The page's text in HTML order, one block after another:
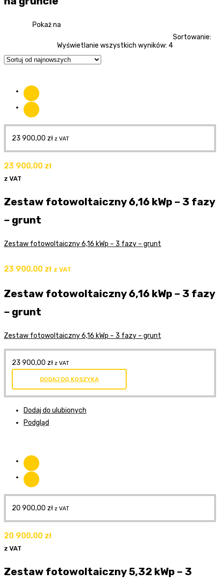
Pokaż na
Wyświetlanie wszystkich wyników: 4
Sortowanie:
23 900,00 zł z VAT
23 900,00 zł
z VAT
Zestaw fotowoltaiczny 6,16 kWp – 3 fazy
– grunt
Zestaw fotowoltaiczny 6,16 kWp – 3 fazy – grunt
23 900,00 zł z VAT
Zestaw fotowoltaiczny 6,16 kWp – 3 fazy
– grunt
Zestaw fotowoltaiczny 6,16 kWp – 3 fazy – grunt
23 900,00 zł z VAT
DODAJ DO KOSZYKA
Dodaj do ulubionych
Podgląd
20 900,00 zł z VAT
20 900,00 zł
z VAT
Zestaw fotowoltaiczny 5,32 kWp – 3